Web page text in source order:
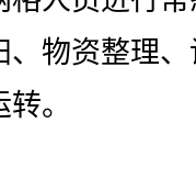
、物资整理
。